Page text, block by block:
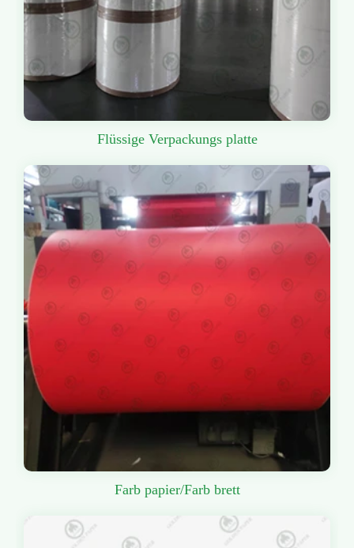
Flüssige Verpackungs platte
Farb papier/Farb brett